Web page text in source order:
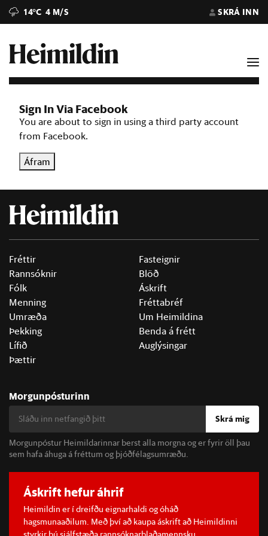
14°C 4 M/S SKRÁ INN
Sign In Via Facebook
You are about to sign in using a third party account
from Facebook.
Áfram
Fréttir
Rannsóknir
Fólk
Menning
Umræða
Þekking
Lífið
Þættir
Fasteignir
Blöð
Áskrift
Fréttabréf
Um Heimildina
Benda á frétt
Auglýsingar
Morgunpósturinn
Skrá mig
Morgunpóstur Heimildarinnar berst alla morgna og er fyrir öll þau
sem hafa áhuga á fréttum og þjóðfélagsumræðu.
Áskrift hefur áhrif
Heimildin er í dreifðu eignarhaldi og óháð
hagsmunaaðilum. Með því að kaupa áskrift að Heimildinni